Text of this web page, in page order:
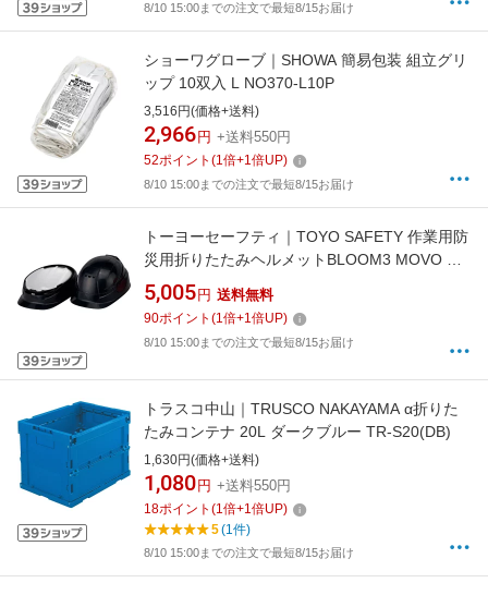
8/10 15:00までの注文で最短8/15お届け
ショーワグローブ｜SHOWA 簡易包装 組立グリ
ップ 10双入 L NO370-L10P
3,516円(価格+送料)
2,966 円 +送料550円
52ポイント (1倍+1倍UP)
8/10 15:00までの注文で最短8/15お届け
トーヨーセーフティ｜TOYO SAFETY 作業用防
災用折りたたみヘルメットBLOOM3 MOVO 紺
NO.105
5,005 円 送料無料
90ポイント (1倍+1倍UP)
8/10 15:00までの注文で最短8/15お届け
トラスコ中山｜TRUSCO NAKAYAMA α折りた
たみコンテナ 20L ダークブルー TR-S20(DB)
1,630円(価格+送料)
1,080 円 +送料550円
18ポイント (1倍+1倍UP)
5(1件)
8/10 15:00までの注文で最短8/15お届け